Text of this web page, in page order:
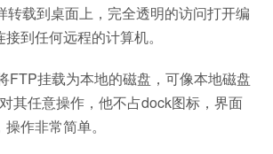
转载到桌面上，完全透明的访问打开编
到任何远程的计算机。
FTP挂载为本地的磁盘，可像本地磁盘
其任意操作，他不占dock图标，界面
作非常简单。